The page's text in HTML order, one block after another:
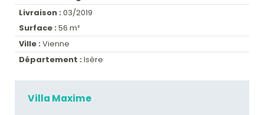
Livraison : 03/2019
Surface : 56 m²
Ville : Vienne
Département : Isère
Villa Maxime